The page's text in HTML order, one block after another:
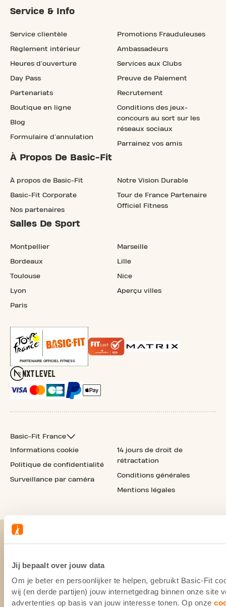
Jij bepaalt over jouw data
Om je beter en persoonlijker te helpen, gebruikt Basic-Fit
wij (en derde partijen) jouw internetgedrag binnen onze site
advertenties op basis van jouw interesse tonen. Op onze
Service & Info
Service clientèle
Règlement intérieur
Heures d'ouverture
Day Pass
Partenariats
Boutique en ligne
Blog
Formulaire d'annulation
Promotions Frauduleuses
Ambassadeurs
Services aux Clubs
Preuve de Paiement
Recrutement
Conditions des jeux-
concours au sort sur les
réseaux sociaux
Parrainez vos amis
À Propos De Basic-Fit
À propos de Basic-Fit
Basic-Fit Corporate
Nos partenaires
Notre Vision Durable
Tour de France Partenaire
Officiel Fitness
Salles De Sport
Montpellier
Bordeaux
Toulouse
Lyon
Paris
Marseille
Lille
Nice
Aperçu villes
Basic-Fit France
Informations cookie
Politique de confidentialité
Surveillance par caméra
14 jours de droit de
rétractation
Conditions générales
Mentions légales